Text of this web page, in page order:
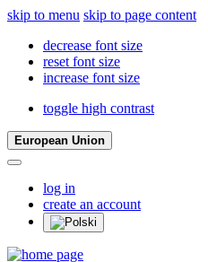
skip to menu skip to page content
decrease font size
reset font size
increase font size
toggle high contrast
European Union
log in
create an account